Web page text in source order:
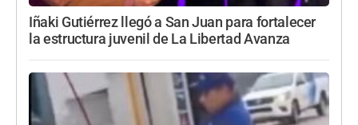
Iñaki Gutiérrez llegó a San Juan para fortalecer
la estructura juvenil de La Libertad Avanza